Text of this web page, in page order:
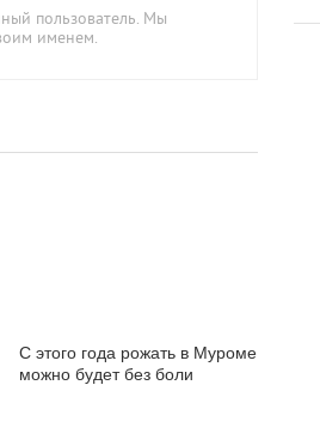
пользователь. Мы
именем.
С этого года рожать в Муроме
можно будет без боли